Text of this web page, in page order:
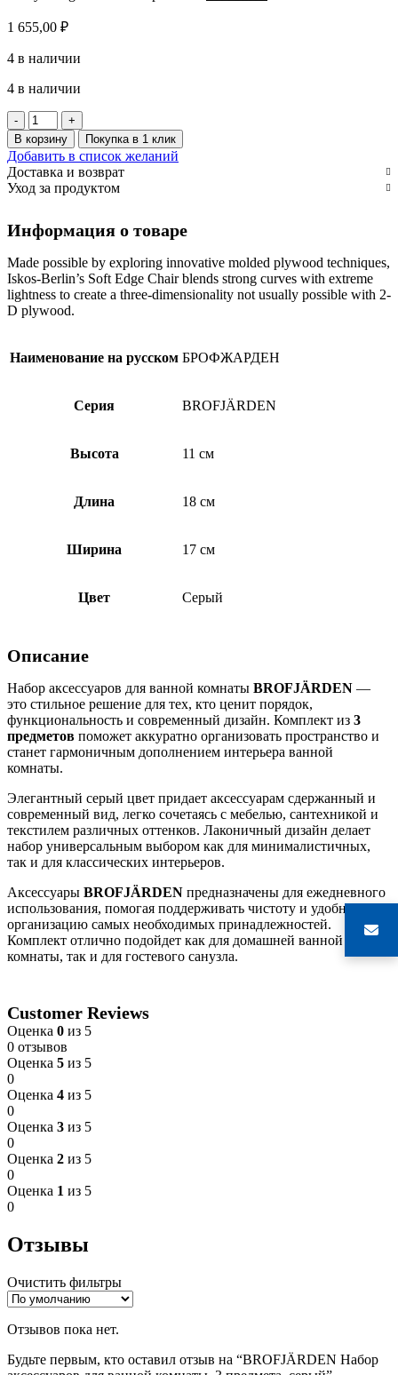
1 655,00 ₽
4 в наличии
4 в наличии
Количество
товара
BROFJÄRDEN
Набор
аксессуаров
для
комнаты,
предмета,
серый
В корзину Покупка в 1 клик
Добавить в список желаний
Доставка и возврат
Уход за продуктом
Информация о товаре
Made possible by exploring innovative molded plywood techniques,
Iskos-Berlin’s Soft Edge Chair blends strong curves with extreme
lightness to create a three-dimensionality not usually possible with 2-
D plywood.
Наименование на русском БРОФЖАРДЕН
Серия BROFJÄRDEN
Высота 11 см
Длина 18 см
Ширина 17 см
Цвет Серый
Описание
Набор аксессуаров для ванной комнаты BROFJÄRDEN —
это стильное решение для тех, кто ценит порядок,
функциональность и современный дизайн. Комплект из 3
предметов поможет аккуратно организовать пространство и
станет гармоничным дополнением интерьера ванной
комнаты.
Элегантный серый цвет придает аксессуарам сдержанный и
современный вид, легко сочетаясь с мебелью, сантехникой и
текстилем различных оттенков. Лаконичный дизайн делает
набор универсальным выбором как для минималистичных,
так и для классических интерьеров.
Аксессуары BROFJÄRDEN предназначены для ежедневного
использования, помогая поддерживать чистоту и удобную
организацию самых необходимых принадлежностей.
Комплект отлично подойдет как для домашней ванной
комнаты, так и для гостевого санузла.
Customer Reviews
Оценка 0 из 5
0 отзывов
Оценка 5 из 5
0
Оценка 4 из 5
0
Оценка 3 из 5
0
Оценка 2 из 5
0
Оценка 1 из 5
0
Отзывы
Очистить фильтры
Отзывов пока нет.
Будьте первым, кто оставил отзыв на “BROFJÄRDEN Набор